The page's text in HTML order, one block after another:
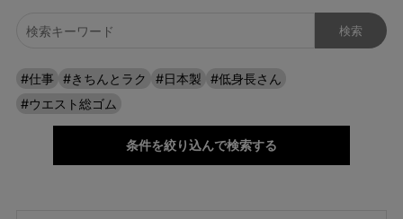
#仕事 #きちんとラク #日本製
#低身長さん
#ウエスト総ゴム
条件を絞り込んで検索する
カラー
指定なし
ブラック系